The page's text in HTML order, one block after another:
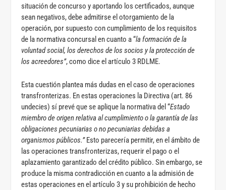
situación de concurso y aportando los certificados, aunque
sean negativos, debe admitirse el otorgamiento de la
operación, por supuesto con cumplimiento de los requisitos
de la normativa concursal en cuanto a “la formación de la
voluntad social, los derechos de los socios y la protección de
los acreedores”, como dice el artículo 3 RDLME.
Esta cuestión plantea más dudas en el caso de operaciones
transfronterizas. En estas operaciones la Directiva (art. 86
undecies) sí prevé que se aplique la normativa del “Estado
miembro de origen relativa al cumplimiento o la garantía de las
obligaciones pecuniarias o no pecuniarias debidas a
organismos públicos.”Esto parecería permitir, en el ámbito de
las operaciones transfronterizas, requerir el pago o el
aplazamiento garantizado del crédito público. Sin embargo, se
produce la misma contradicción en cuanto a la admisión de
estas operaciones en el artículo 3 y su prohibición de hecho